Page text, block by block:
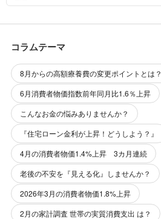
コラムテーマ
8月からの高額療養費の変更ポイントとは？
6月消費者物価指数前年同月比1.6％上昇
こんなお金の悩みありませんか？
『住宅ローン金利が上昇！どうしよう？』
4月の消費者物価1.4%上昇 3カ月連続
老後の不安を『見える化』しませんか？
2026年3月の消費者物価1.8%上昇
2月の家計調査 世帯の実質消費支出 は？